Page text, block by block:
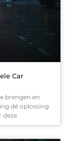
Car
brengen en
dé oplossing
deze